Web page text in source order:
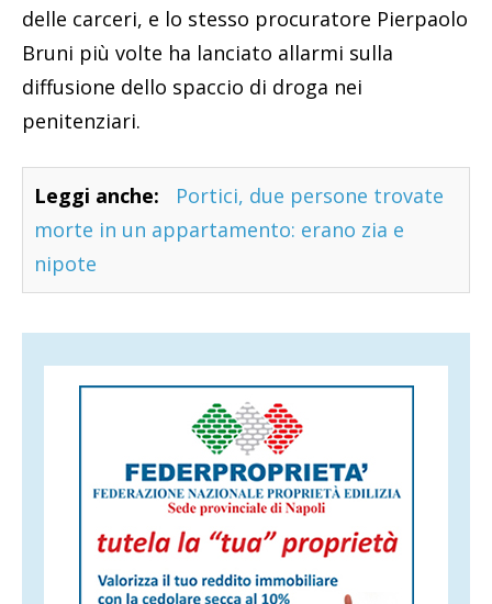
delle carceri, e lo stesso procuratore Pierpaolo
Bruni più volte ha lanciato allarmi sulla
diffusione dello spaccio di droga nei
penitenziari.
Leggi anche:
Portici, due persone trovate
morte in un appartamento: erano zia e
nipote